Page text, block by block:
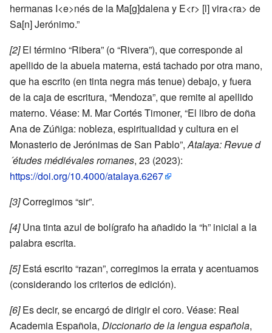
hermanas I<e>nés de la Ma[g]dalena y E<r> [l] vira<ra> de
Sa[n] Jerónimo.”
[2]El término “Ribera” (o “Rivera”), que corresponde al
apellido de la abuela materna, está tachado por otra mano,
que ha escrito (en tinta negra más tenue) debajo, y fuera
de la caja de escritura, “Mendoza”, que remite al apellido
materno. Véase: M. Mar Cortés Timoner, “El libro de doña
Ana de Zúñiga: nobleza, espiritualidad y cultura en el
Monasterio de Jerónimas de San Pablo”,Atalaya: Revue d
´études médiévales romanes, 23 (2023):
https://doi.org/10.4000/atalaya.6267
[3]Corregimos “sir”.
[4]Una tinta azul de bolígrafo ha añadido la “h” inicial a la
palabra escrita.
[5]Está escrito “razan”, corregimos la errata y acentuamos
(considerando los criterios de edición).
[6]Es decir, se encargó de dirigir el coro. Véase: Real
Academia Española, Diccionario de la lengua española,